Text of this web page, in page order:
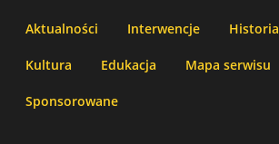
Aktualności Interwencje Historia
Kultura Edukacja Mapa serwisu
Sponsorowane